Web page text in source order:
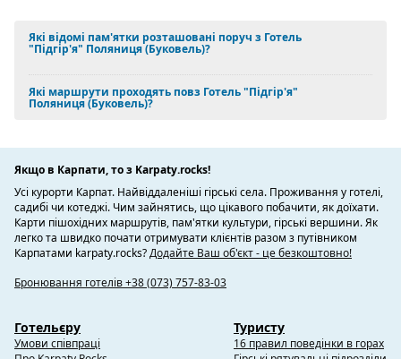
Які відомі пам'ятки розташовані поруч з Готель
"Підгір'я" Поляниця (Буковель)?
Які маршрути проходять повз Готель "Підгір'я"
Поляниця (Буковель)?
Якщо в Карпати, то з Karpaty.rocks!
Усі курорти Карпат. Найвіддаленіші гірські села. Проживання у готелі,
садибі чи котеджі. Чим зайнятись, що цікавого побачити, як доїхати.
Карти пішохідних маршрутів, пам'ятки культури, гірські вершини. Як
легко та швидко почати отримувати клієнтів разом з путівником
Карпатами karpaty.rocks?Додайте Ваш об'єкт - це безкоштовно!
Бронювання готелів +38 (073) 757-83-03
Готельєру
Умови співпраці
Туристу
16 правил поведінки в горах